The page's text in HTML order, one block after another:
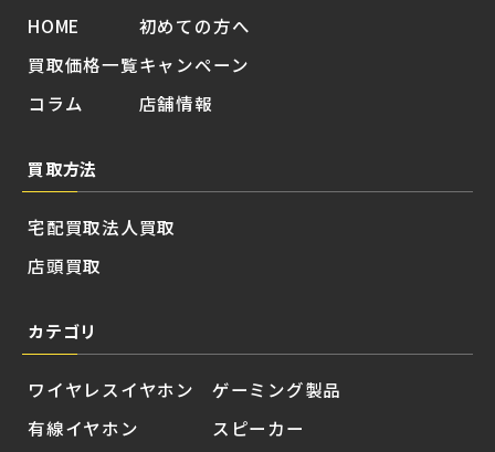
HOME
買取価格一覧
コラム
初めての方へ
キャンペーン
店舗情報
買取方法
宅配買取
店頭買取
法人買取
カテゴリ
ワイヤレスイヤホン
有線イヤホン
ゲーミング製品
スピーカー